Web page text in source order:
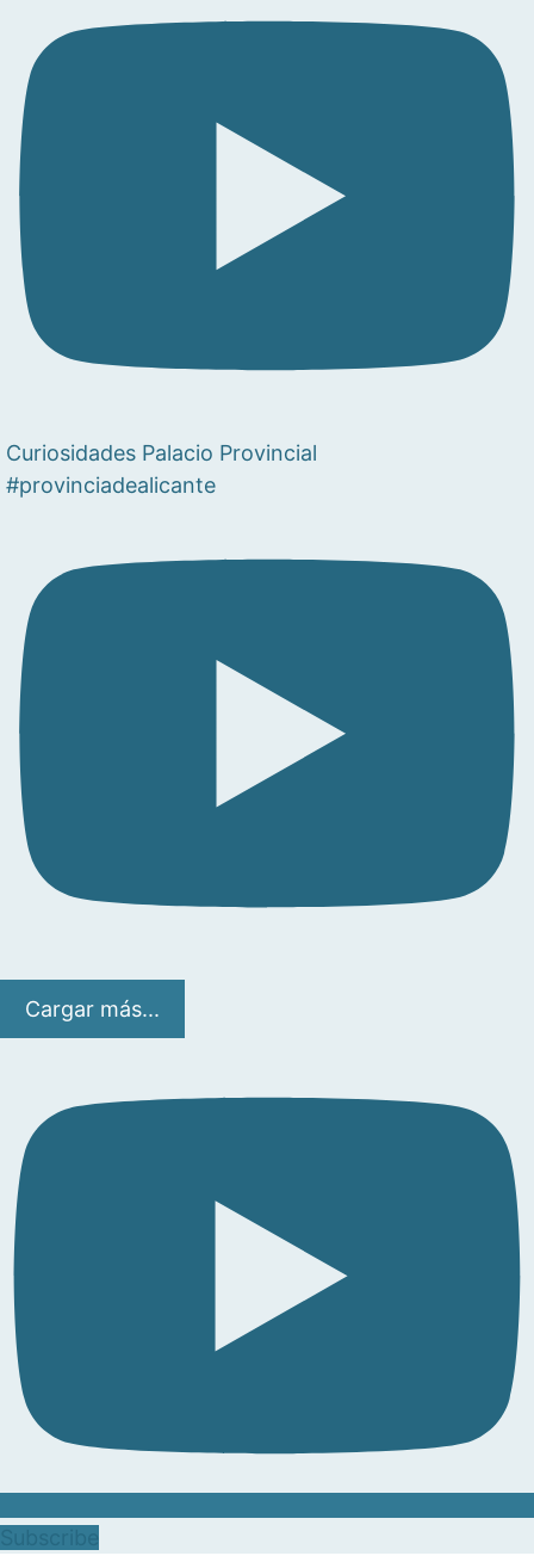
Curiosidades Palacio Provincial
#provinciadealicante
Cargar más...